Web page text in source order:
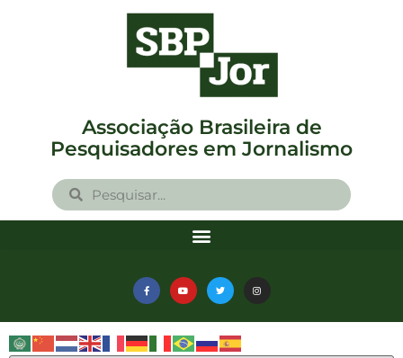
Associação Brasileira de
Pesquisadores em Jornalismo